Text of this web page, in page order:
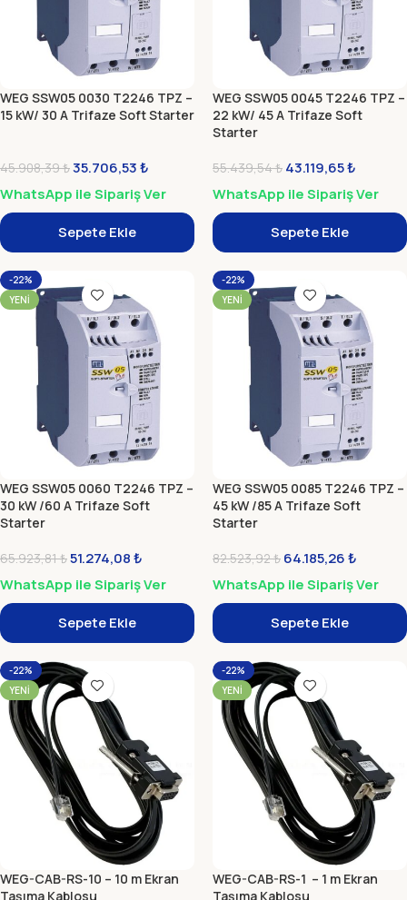
WEG SSW05 0030 T2246 TPZ –
15 kW/ 30 A Trifaze Soft Starter
45.908,39₺35.706,53₺
WhatsApp ile Sipariş Ver
Sepete Ekle
WEG SSW05 0045 T2246 TPZ –
22 kW/ 45 A Trifaze Soft
Starter
55.439,54₺ 43.119,65₺
WhatsApp ile Sipariş Ver
Sepete Ekle
-22%
YENI
WEG SSW05 0060 T2246 TPZ –
30 kW /60 A Trifaze Soft
Starter
65.923,81₺51.274,08₺
WhatsApp ile Sipariş Ver
Sepete Ekle
-22%
YENI
WEG SSW05 0085 T2246 TPZ –
45 kW /85 A Trifaze Soft
Starter
82.523,92₺ 64.185,26₺
WhatsApp ile Sipariş Ver
Sepete Ekle
-22%
YENI
WEG-CAB-RS-10 – 10 m Ekran
Taşıma Kablosu
-22%
YENI
WEG-CAB-RS-1 – 1 m Ekran
Taşıma Kablosu